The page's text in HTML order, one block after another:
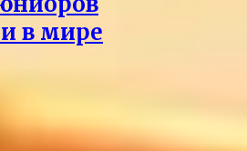
в мире